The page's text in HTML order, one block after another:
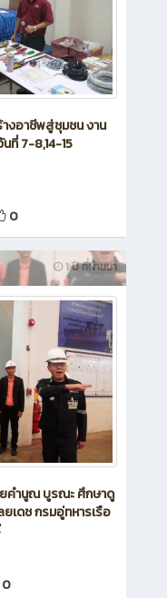
งอาชีพสู่ชุมชน งาน
ที่ 7-8,14-15
0
1 ปี ที่ผ่านมา
คำนูณ บูรณะ ศึกษาดู
เดช กรมอู่ทหารเรือ
0